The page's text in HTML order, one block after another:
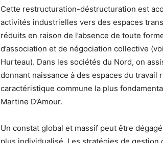
Cette restructuration-déstructuration est
activités industrielles vers des espaces
réduits en raison de l’absence de toute
d’association et de négociation collective
Hurteau). Dans les sociétés du Nord, on
donnant naissance à des espaces du
caractéristique commune la plus
Martine D’Amour.
Un constat global et massif peut être